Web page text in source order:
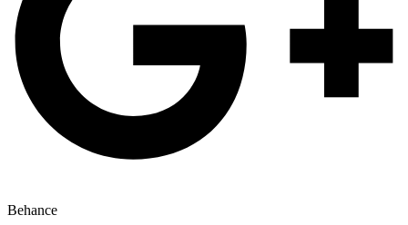
Behance